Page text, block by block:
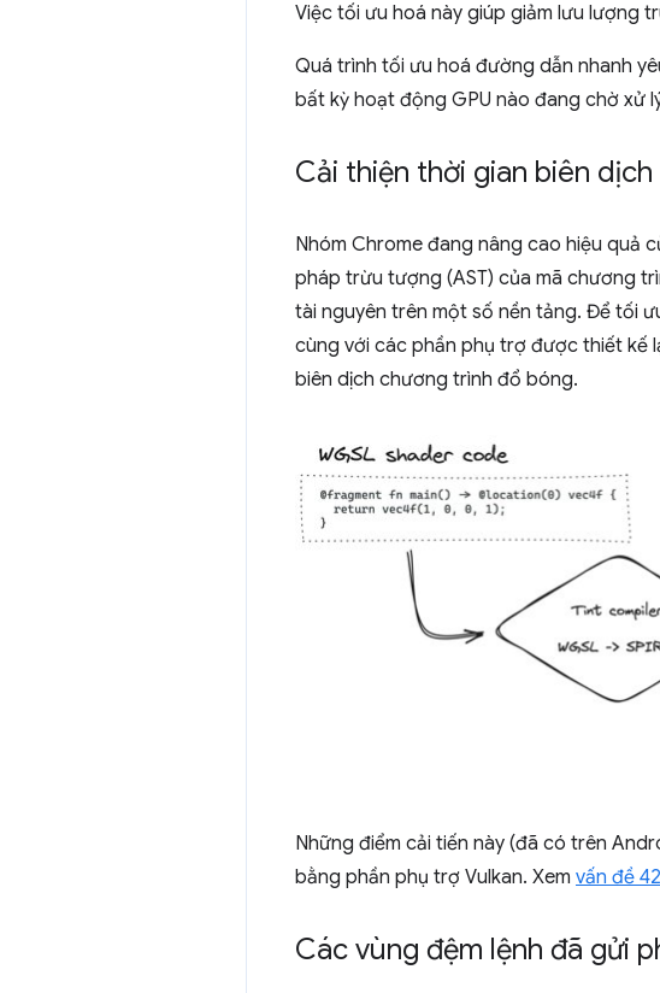
Việc tối ưu hoá này giúp giảm lưu lượng
Quá trình tối ưu hoá đường dẫn nhanh
bất kỳ hoạt động GPU nào đang chờ xử
Cải thiện thời gian biên
Nhóm Chrome đang nâng cao hiệu quả
pháp trừu tượng (AST) của mã chương
tài nguyên trên một số nền tảng. Để tối
cùng với các phần phụ trợ được thiết kế
biên dịch chương trình đổ bóng.
Những điểm cải tiến này (đã có trên
bằng phần phụ trợ Vulkan. Xem vấn đề
Các vùng đệm lệnh đã gửi